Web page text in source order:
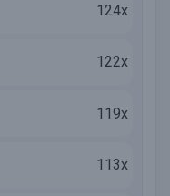
124x
122x
119x
113x